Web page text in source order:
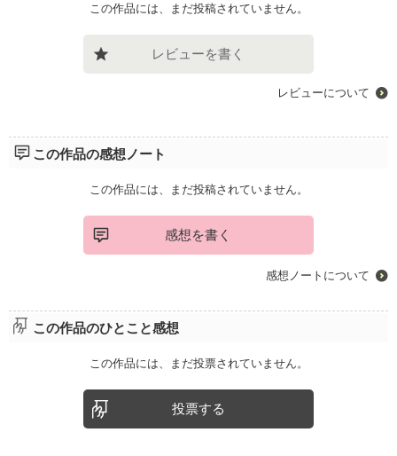
この作品には、まだ投稿されていません。
レビューを書く
レビューについて
この作品の感想ノート
この作品には、まだ投稿されていません。
感想を書く
感想ノートについて
この作品のひとこと感想
この作品には、まだ投票されていません。
投票する